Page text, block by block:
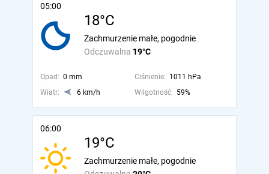
05:00
18°C
Odczuwalna 19°C
Zachmurzenie małe, pogodnie
Opad: 0 mm Ciśnienie: 1011 hPa
Wiatr:
6 km/h Wilgotność: 59%
06:00
19°C
Zachmurzenie małe, pogodnie